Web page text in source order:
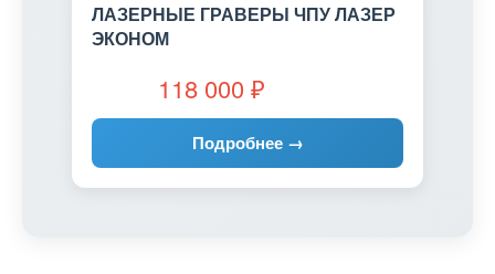
ЛАЗЕРНЫЕ ГРАВЕРЫ ЧПУ ЛАЗЕР
ЭКОНОМ
118 000 ₽
Подробнее →